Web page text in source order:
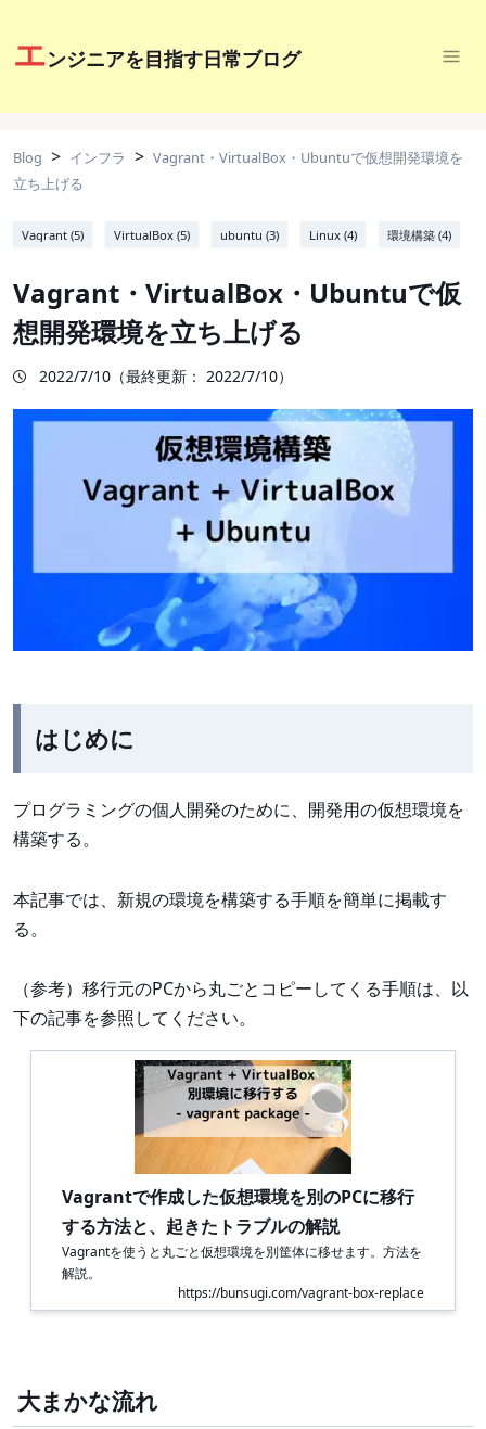
エンジニアを目指す日常ブログ
Blog > インフラ > Vagrant・VirtualBox・Ubuntuで仮想開発環境を
立ち上げる
Vagrant (5) VirtualBox (5) ubuntu (3) Linux (4) 環境構築 (4)
Vagrant・VirtualBox・Ubuntuで仮
想開発環境を立ち上げる
2022/7/10 （最終更新： 2022/7/10）
はじめに
プログラミングの個人開発のために、開発用の仮想環境を
構築する。
本記事では、新規の環境を構築する手順を簡単に掲載す
る。
（参考）移行元のPCから丸ごとコピーしてくる手順は、以
下の記事を参照してください。
Vagrantで作成した仮想環境を別のPCに移行
する方法と、起きたトラブルの解説
Vagrantを使うと丸ごと仮想環境を別筐体に移せます。方法を
解説。
https://bunsugi.com/vagrant-box-replace
大まかな流れ